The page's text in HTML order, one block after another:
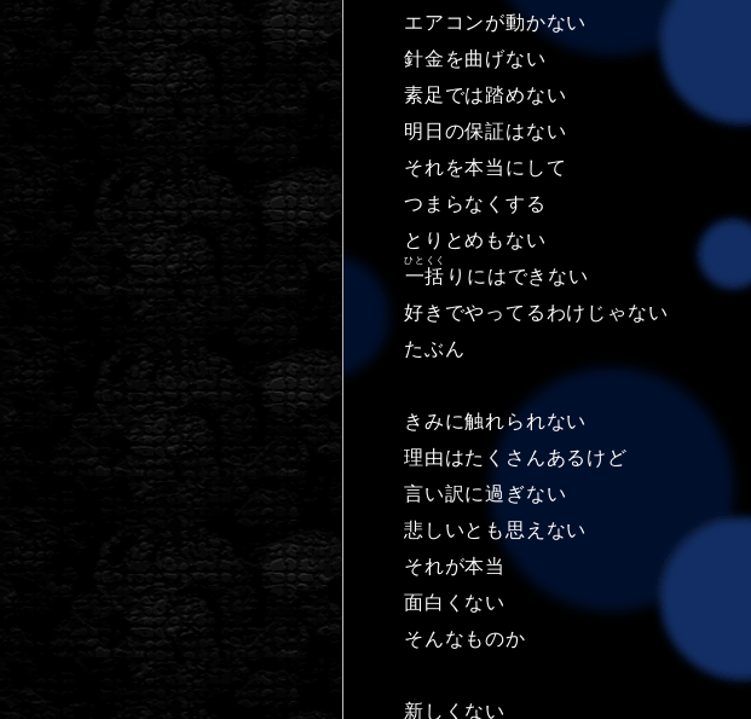
エアコンが動かない
針金を曲げない
素足では踏めない
明日の保証はない
それを本当にして
つまらなくする
とりとめもない
一括
ひとくく
りにはできない
好きでやってるわけじゃない
たぶん
きみに触れられない
理由はたくさんあるけど
言い訳に過ぎない
悲しいとも思えない
それが本当
面白くない
そんなものか
新しくない